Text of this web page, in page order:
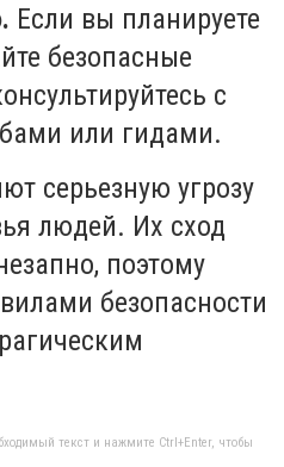
Если вы планируете
безопасные
с
или гидами.
серьезную угрозу
людей. Их сход
поэтому
безопасности
текст и нажмите Ctrl+Enter, чтобы